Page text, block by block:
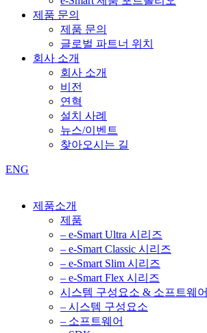
제품 문의
제품 문의
글로벌 파트너 위치
회사 소개
회사 소개
비전
연혁
설치 사례
뉴스/이벤트
찾아오시는 길
ENG
제품소개
제품
– e-Smart Ultra 시리즈
– e-Smart Classic 시리즈
– e-Smart Slim 시리즈
– e-Smart Flex 시리즈
시스템 구성요소 & 소프트웨어
– 시스템 구성요소
– 소프트웨어